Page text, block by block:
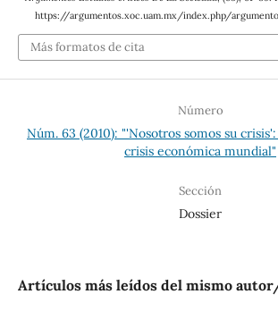
https://argumentos.xoc.uam.mx/index.php/
Más formatos de cita
Número
Núm. 63 (2010): "'Nosotros somos su
crisis económica mundial"
Sección
Dossier
Artículos más leídos del mismo